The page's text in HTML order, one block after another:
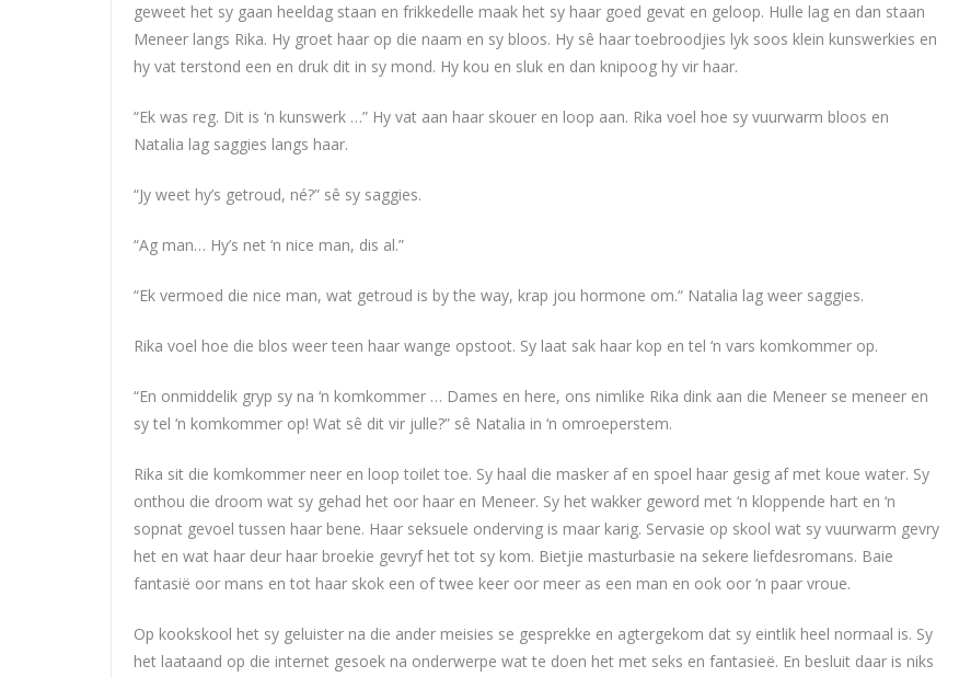
geweet het sy gaan heeldag staan en frikkedelle maak het sy haar goed gevat en geloop. Hulle lag en dan staan
Meneer langs Rika. Hy groet haar op die naam en sy bloos. Hy sê haar toebroodjies lyk soos klein kunswerkies en
hy vat terstond een en druk dit in sy mond. Hy kou en sluk en dan knipoog hy vir haar.
“Ek was reg. Dit is ‘n kunswerk …” Hy vat aan haar skouer en loop aan. Rika voel hoe sy vuurwarm bloos en
Natalia lag saggies langs haar.
“Jy weet hy’s getroud, né?” sê sy saggies.
“Ag man… Hy’s net ‘n nice man, dis al.”
“Ek vermoed die nice man, wat getroud is by the way, krap jou hormone om.“ Natalia lag weer saggies.
Rika voel hoe die blos weer teen haar wange opstoot. Sy laat sak haar kop en tel ‘n vars komkommer op.
“En onmiddelik gryp sy na ‘n komkommer … Dames en here, ons nimlike Rika dink aan die Meneer se meneer en
sy tel ‘n komkommer op! Wat sê dit vir julle?” sê Natalia in ‘n omroeperstem.
Rika sit die komkommer neer en loop toilet toe. Sy haal die masker af en spoel haar gesig af met koue water. Sy
onthou die droom wat sy gehad het oor haar en Meneer. Sy het wakker geword met ‘n kloppende hart en ‘n
sopnat gevoel tussen haar bene. Haar seksuele onderving is maar karig. Servasie op skool wat sy vuurwarm gevry
het en wat haar deur haar broekie gevryf het tot sy kom. Bietjie masturbasie na sekere liefdesromans. Baie
fantasië oor mans en tot haar skok een of twee keer oor meer as een man en ook oor ‘n paar vroue.
Op kookskool het sy geluister na die ander meisies se gesprekke en agtergekom dat sy eintlik heel normaal is. Sy
het laataand op die internet gesoek na onderwerpe wat te doen het met seks en fantasieë. En besluit daar is niks